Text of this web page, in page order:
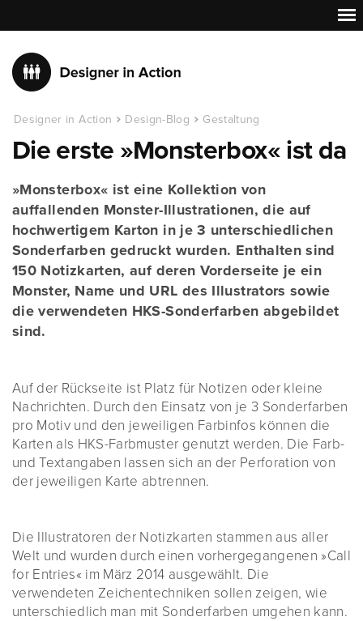
Designer in Action Design-Blog Gestaltung
Die erste »Monsterbox« ist da
»Monsterbox« ist eine Kollektion von
auffallenden Monster-Illustrationen, die auf
hochwertigem Karton in je 3 unterschiedlichen
Sonderfarben gedruckt wurden. Enthalten sind
150 Notizkarten, auf deren Vorderseite je ein
Monster, Name und URL des Illustrators sowie
die verwendeten HKS-Sonderfarben abgebildet
sind.
Auf der Rückseite ist Platz für Notizen oder kleine
Nachrichten. Durch den Einsatz von je 3 Sonderfarben
pro Motiv und den jeweiligen Farbinfos können die
Karten als HKS-Farbmuster genutzt werden. Die Farb-
und Textangaben lassen sich an der Perforation von
der jeweiligen Karte abtrennen.
Die Illustratoren der Notizkarten stammen aus aller
Welt und wurden durch einen vorhergegangenen »Call
for Entries« im März 2014 ausgewählt. Die
verwendeten Zeichentechniken sollen zeigen, wie
unterschiedlich man mit Sonderfarben umgehen kann.